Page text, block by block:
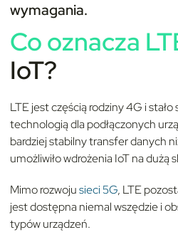
wymagania.
Co oznacza
IoT?
LTE jest częścią rodziny 4G i
technologią dla podłączonych
bardziej stabilny transfer danych
umożliwiło wdrożenia IoT na dużą
Mimo rozwojusieci 5G, LTE
jest dostępna niemal wszędzie i
typów urządzeń.